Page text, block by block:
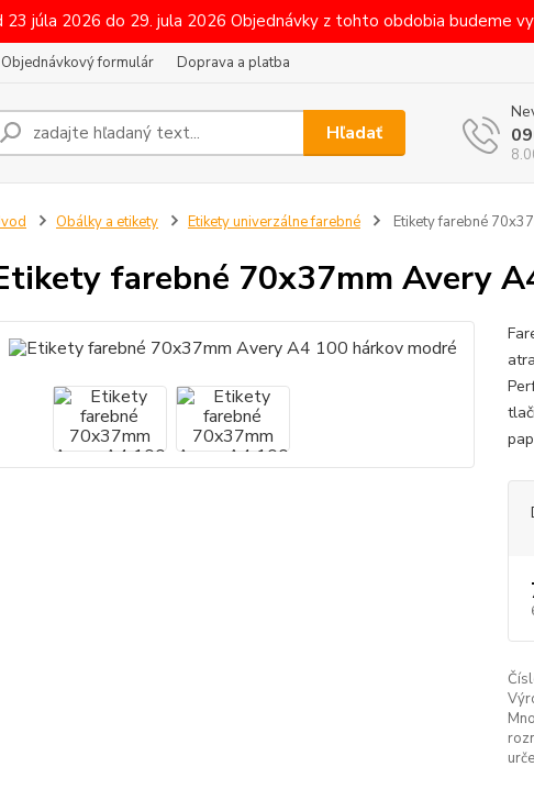
23 júla 2026 do 29. jula 2026 Objednávky z tohto obdobia budeme
Objednávkový formulár Doprava a platba
Hľadať
Obálky a etikety Etikety univerzálne farebné Etikety farebné
farebné 70x37mm Avery